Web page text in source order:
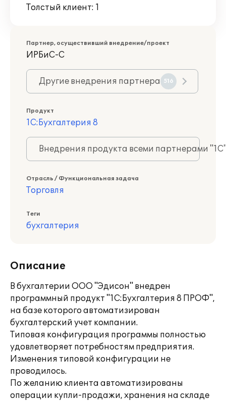
Толстый клиент: 1
Партнер, осуществивший внедрение/проект
ИРБиС-С
Другие внедрения партнера 516
Продукт
1С:Бухгалтерия 8
Внедрения продукта всеми партнерами
Отрасль / Функциональная задача
Торговля
Теги
бухгалтерия
Описание
В бухгалтерии ООО "Эдисон" внедрен
программный продукт "1С:Бухгалтерия 8 ПРОФ",
на базе которого автоматизирован
бухгалтерский учет компании.
Типовая конфигурация программы полностью
удовлетворяет потребностям предприятия.
Изменения типовой конфигурации не
проводилось.
По желанию клиента автоматизированы
операции купли-продажи, хранения на складе